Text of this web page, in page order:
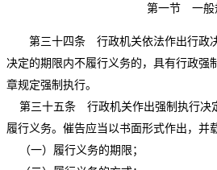
第一节 一般
第三十四条 行政机关依法作出行政决
决定的期限内不履行义务的，具有行政强
章规定强制执行。
第三十五条 行政机关作出强制执行决
履行义务。催告应当以书面形式作出，并
（一）履行义务的期限；